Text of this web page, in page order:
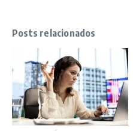
Posts relacionados